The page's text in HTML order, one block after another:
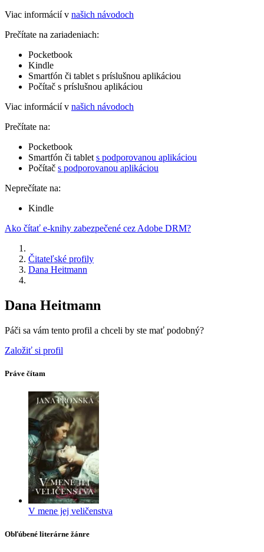
Viac informácií v našich návodoch
Prečítate na zariadeniach:
Pocketbook
Kindle
Smartfón či tablet s príslušnou aplikáciou
Počítač s príslušnou aplikáciou
Viac informácií v našich návodoch
Prečítate na:
Pocketbook
Smartfón či tablet s podporovanou aplikáciou
Počítač s podporovanou aplikáciou
Neprečítate na:
Kindle
Ako čítať e-knihy zabezpečené cez Adobe DRM?
Čitateľské profily
Dana Heitmann
Dana Heitmann
Páči sa vám tento profil a chceli by ste mať podobný?
Založiť si profil
Práve čítam
V mene jej veličenstva
Obľúbené literárne žánre